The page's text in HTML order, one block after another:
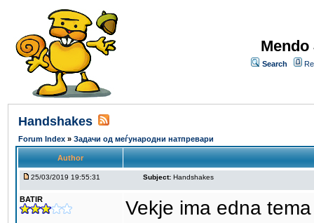
Search
Handshakes
Forum Index » Задачи од меѓународни натпревари
Author
25/03/2019 19:55:31 Subject: Handshakes
BATIR
Vekje ima edna